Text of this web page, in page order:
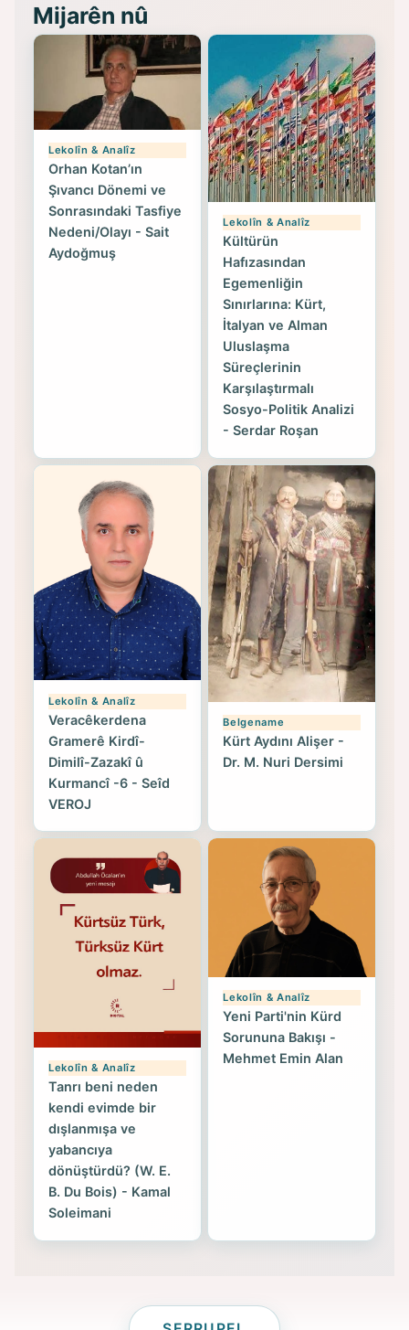
Mijarên nû
Lekolîn & Analîz
Orhan Kotan’ın
Şıvancı Dönemi ve
Sonrasındaki Tasfiye
Nedeni/Olayı - Sait
Aydoğmuş
Lekolîn & Analîz
Kültürün
Hafızasından
Egemenliğin
Sınırlarına: Kürt,
İtalyan ve Alman
Uluslaşma
Süreçlerinin
Karşılaştırmalı
Sosyo-Politik Analizi
- Serdar Roşan
Lekolîn & Analîz
Veracêkerdena
Gramerê Kirdî-
Dimilî-Zazakî û
Kurmancî -6 - Seîd
VEROJ
Belgename
Kürt Aydını Alişer -
Dr. M. Nuri Dersimi
Lekolîn & Analîz
Tanrı beni neden
kendi evimde bir
dışlanmışa ve
yabancıya
dönüştürdü? (W. E.
B. Du Bois) - Kamal
Soleimani
Lekolîn & Analîz
Yeni Parti'nin Kürd
Sorununa Bakışı -
Mehmet Emin Alan